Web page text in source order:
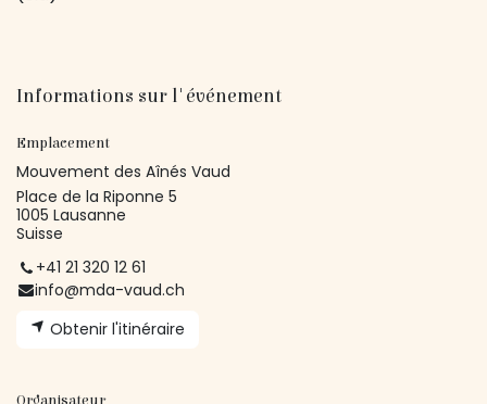
Informations sur l'événement
Emplacement
Mouvement des Aînés Vaud
Place de la Riponne 5
1005 Lausanne
Suisse
+41 21 320 12 61
info@mda-vaud.ch
Obtenir l'itinéraire